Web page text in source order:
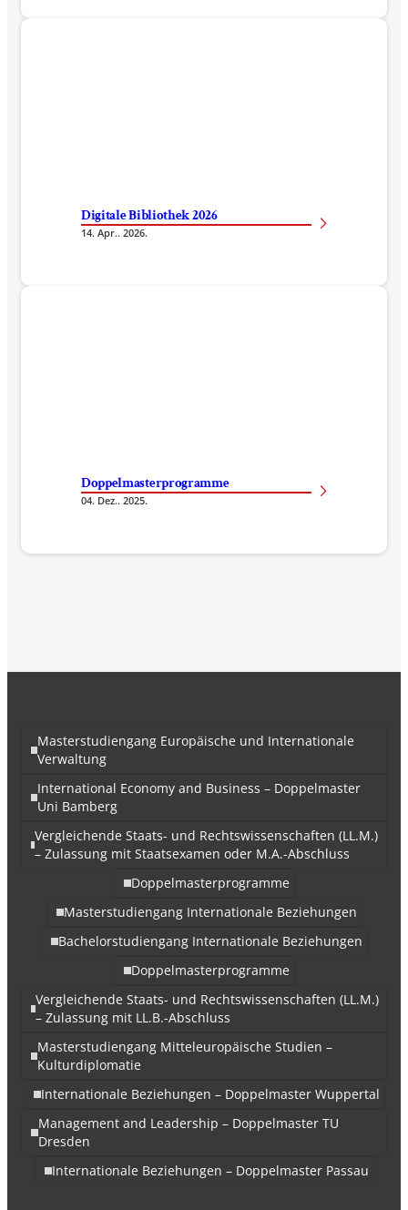
Digitale Bibliothek 2026
14. Apr.. 2026.
Doppelmasterprogramme
04. Dez.. 2025.
Masterstudiengang Europäische und Internationale
Verwaltung
International Economy and Business – Doppelmaster
Uni Bamberg
Vergleichende Staats- und Rechtswissenschaften (LL.M.)
– Zulassung mit Staatsexamen oder M.A.-Abschluss
Doppelmasterprogramme
Masterstudiengang Internationale Beziehungen
Bachelorstudiengang Internationale Beziehungen
Doppelmasterprogramme
Vergleichende Staats- und Rechtswissenschaften (LL.M.)
– Zulassung mit LL.B.-Abschluss
Masterstudiengang Mitteleuropäische Studien –
Kulturdiplomatie
Internationale Beziehungen – Doppelmaster Wuppertal
Management and Leadership – Doppelmaster TU
Dresden
Internationale Beziehungen – Doppelmaster Passau